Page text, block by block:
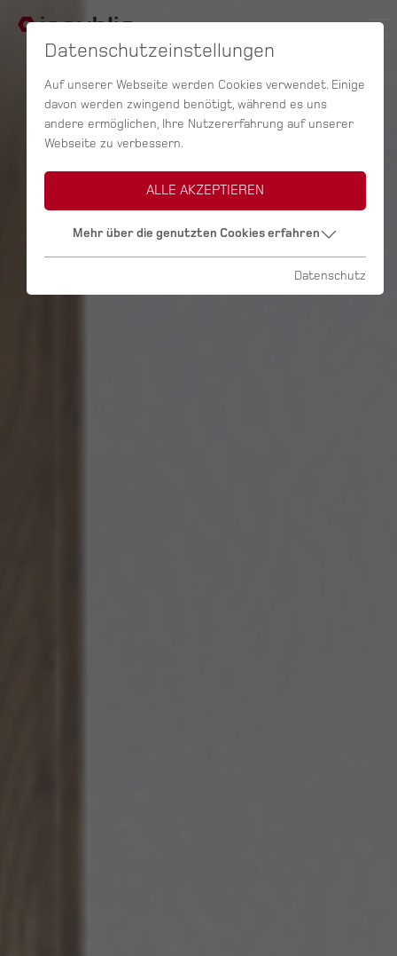
Datenschutzeinstellungen
Auf unserer Webseite werden Cookies verwendet. Einige
davon werden zwingend benötigt, während es uns
andere ermöglichen, Ihre Nutzererfahrung auf unserer
Webseite zu verbessern.
ALLE AKZEPTIEREN
Mehr über die genutzten Cookies erfahren
Datenschutz